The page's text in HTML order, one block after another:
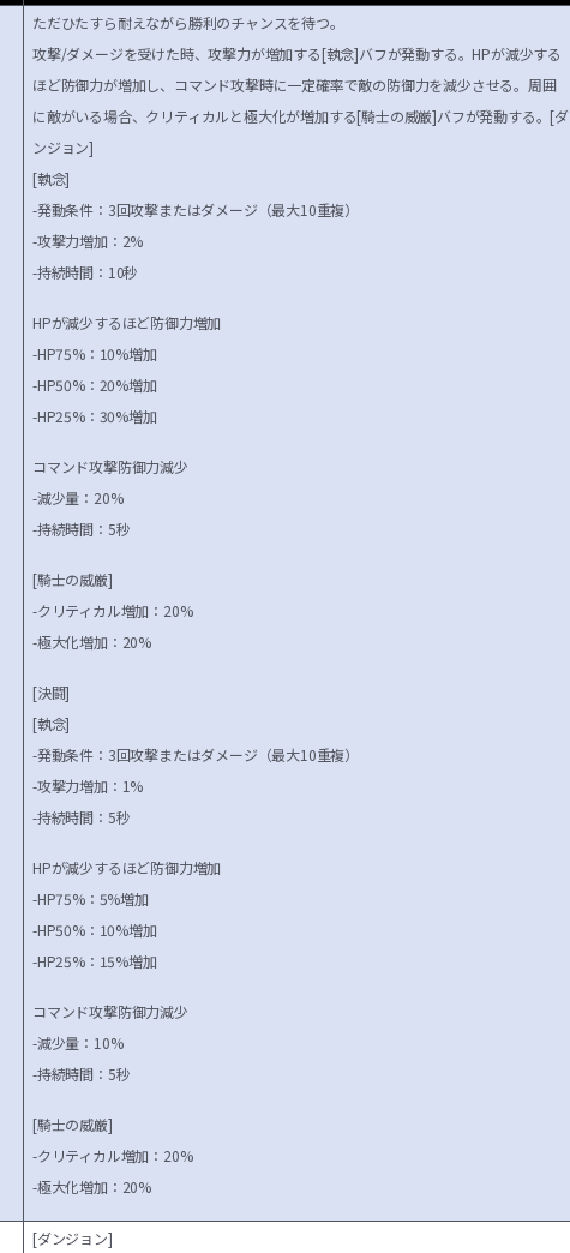
ただひたすら耐えながら勝利のチャンスを待つ。
攻撃/ダメージを受けた時、攻撃力が増加する[執念]バフが発動する。HPが減少する
ほど防御力が増加し、コマンド攻撃時に一定確率で敵の防御力を減少させる。周囲
に敵がいる場合、クリティカルと極大化が増加する[騎士の威厳]バフが発動する。 [ダ
ンジョン]
[執念]
-発動条件：3回攻撃またはダメージ（最大10重複）
-攻撃力増加：2%
-持続時間：10秒
HPが減少するほど防御力増加
-HP75%：10%増加
-HP50%：20%増加
-HP25%：30%増加
コマンド攻撃防御力減少
-減少量：20%
-持続時間：5秒
[騎士の威厳]
-クリティカル増加：20%
-極大化増加：20%
[決闘]
[執念]
-発動条件：3回攻撃またはダメージ（最大10重複）
-攻撃力増加：1%
-持続時間：5秒
HPが減少するほど防御力増加
-HP75%：5%増加
-HP50%：10%増加
-HP25%：15%増加
コマンド攻撃防御力減少
-減少量：10%
-持続時間：5秒
[騎士の威厳]
-クリティカル増加：20%
-極大化増加：20%
[ダンジョン]